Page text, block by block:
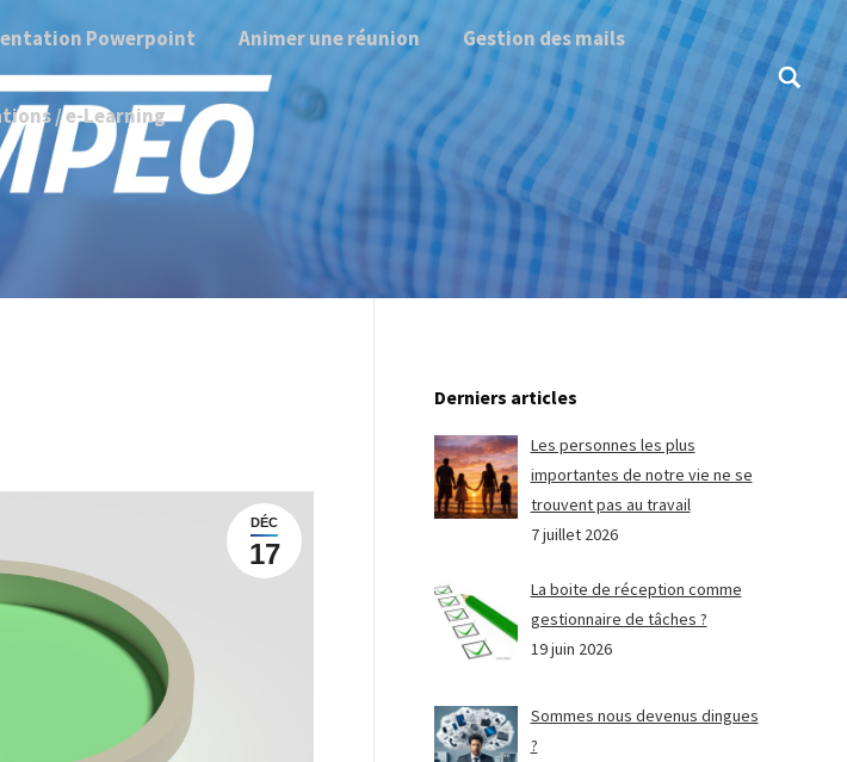
Powerpoint Animer une réunion Gestion des mails
/ e-Learning
Search:
DÉC
17
Derniers articles
Les personnes les plus
importantes de notre vie ne se
trouvent pas au travail
7 juillet 2026
La boite de réception comme
gestionnaire de tâches ?
19 juin 2026
Sommes nous devenus dingues
?